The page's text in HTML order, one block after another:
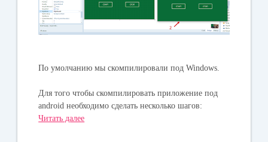
По умолчанию мы скомпилировали под Windows.
Для того чтобы скомпилировать приложение под
android необходимо сделать несколько шагов:
Читать далее